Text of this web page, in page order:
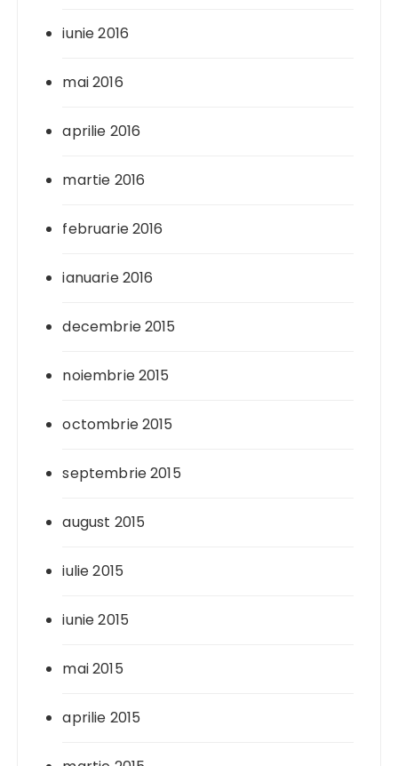
iunie 2016
mai 2016
aprilie 2016
martie 2016
februarie 2016
ianuarie 2016
decembrie 2015
noiembrie 2015
octombrie 2015
septembrie 2015
august 2015
iulie 2015
iunie 2015
mai 2015
aprilie 2015